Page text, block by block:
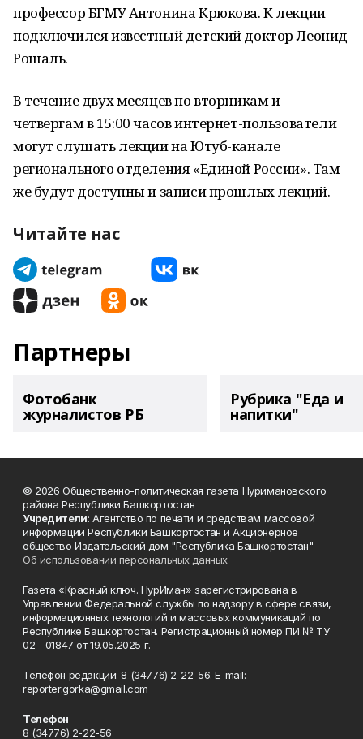
профессор БГМУ Антонина Крюкова. К лекции
подключился известный детский доктор Леонид
Рошаль.
В течение двух месяцев по вторникам и
четвергам в 15:00 часов интернет-пользователи
могут слушать лекции на Ютуб-канале
регионального отделения «Единой России». Там
же будут доступны и записи прошлых лекций.
Читайте нас
Партнеры
Фотобанк
журналистов РБ
Рубрика "Еда и
напитки"
© 2026 Общественно-политическая газета Нуримановского
района Республики Башкортостан
Учредители: Агентство по печати и средствам массовой
информации Республики Башкортостан и Акционерное
общество Издательский дом "Республика Башкортостан"
Об использовании персональных данных
Газета «Красный ключ. НурИман» зарегистрирована в
Управлении Федеральной службы по надзору в сфере связи,
информационных технологий и массовых коммуникаций по
Республике Башкортостан. Регистрационный номер ПИ № ТУ
02 - 01847 от 19.05.2025 г.
Телефон редакции: 8 (34776) 2-22-56. E-mail:
reporter.gorka@gmail.com
Телефон
8 (34776) 2-22-56